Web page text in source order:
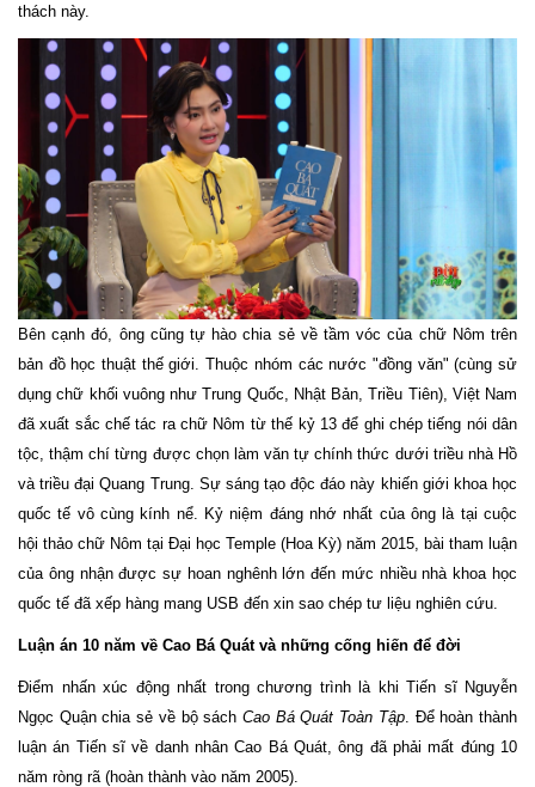
thách này.
Bên cạnh đó, ông cũng tự hào chia sẻ về tầm vóc của chữ Nôm trên
bản đồ học thuật thế giới. Thuộc nhóm các nước "đồng văn" (cùng sử
dụng chữ khối vuông như Trung Quốc, Nhật Bản, Triều Tiên), Việt Nam
đã xuất sắc chế tác ra chữ Nôm từ thế kỷ 13 để ghi chép tiếng nói dân
tộc, thậm chí từng được chọn làm văn tự chính thức dưới triều nhà Hồ
và triều đại Quang Trung. Sự sáng tạo độc đáo này khiến giới khoa học
quốc tế vô cùng kính nể. Kỷ niệm đáng nhớ nhất của ông là tại cuộc
hội thảo chữ Nôm tại Đại học Temple (Hoa Kỳ) năm 2015, bài tham luận
của ông nhận được sự hoan nghênh lớn đến mức nhiều nhà khoa học
quốc tế đã xếp hàng mang USB đến xin sao chép tư liệu nghiên cứu.
Luận án 10 năm về Cao Bá Quát và những cống hiến để đời
Điểm nhấn xúc động nhất trong chương trình là khi Tiến sĩ Nguyễn
Ngọc Quận chia sẻ về bộ sách Cao Bá Quát Toàn Tập. Để hoàn thành
luận án Tiến sĩ về danh nhân Cao Bá Quát, ông đã phải mất đúng 10
năm ròng rã (hoàn thành vào năm 2005).